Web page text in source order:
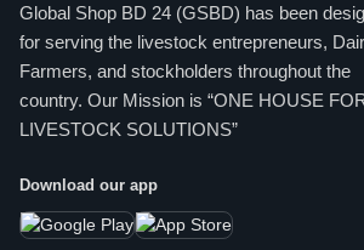
Global Shop BD 24 (GSBD) has been
for serving the livestock entrepreneurs,
Farmers, and stockholders throughout the
country. Our Mission is “ONE HOUSE
LIVESTOCK SOLUTIONS”
Download our app